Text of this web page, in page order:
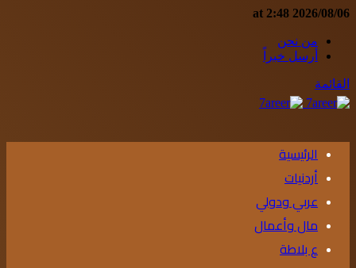
2026/08/06 at 2:48
من نحن
أرسل خبراً
القائمة
الرئيسية
أردنيات
عربي ودولي
مال وأعمال
ع بلاطة